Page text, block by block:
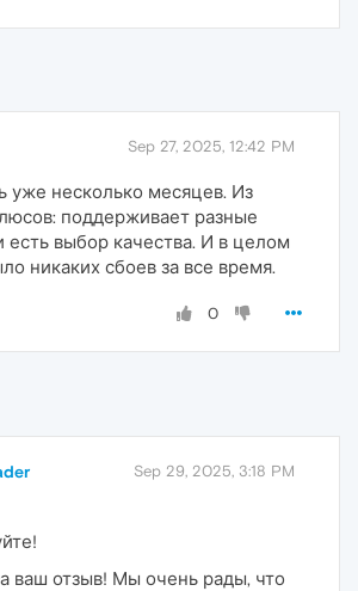
Sep 27, 2025, 12:42 PM
уже несколько месяцев. Из
поддерживает разные
есть выбор качества. И в целом
никаких сбоев за все время.
0
Sep 29, 2025, 3:18 PM
ваш отзыв! Мы очень рады, что